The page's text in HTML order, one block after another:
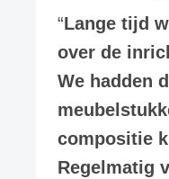
“Lange tijd
over de
We hadden
compositie
Regelmatig